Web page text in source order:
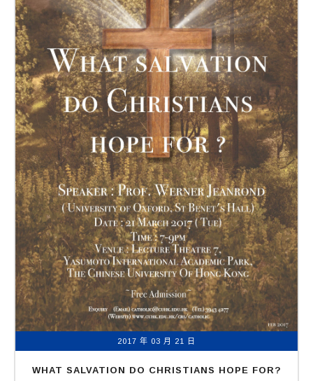
2017 年 03 月 21 日
WHAT SALVATION DO CHRISTIANS HOPE FOR?